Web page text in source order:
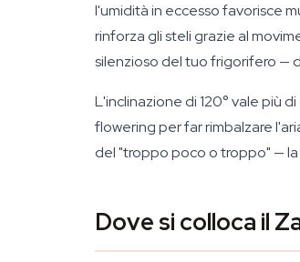
l'umidità in eccesso favorisce
rinforza gli steli grazie al
silenzioso del tuo frigorifero —
L'inclinazione di 120° vale più
flowering per far rimbalzare
del "troppo poco o troppo" — la
Dove si colloca il